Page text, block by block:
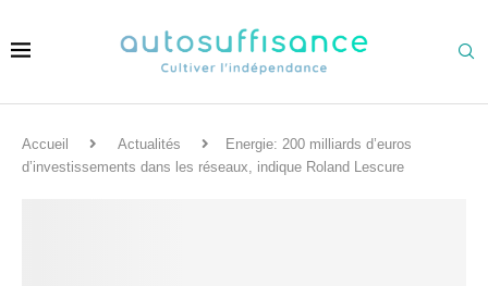
Accueil Actualités
Energie: 200 milliards d’euros
d’investissements dans les réseaux, indique Roland Lescure